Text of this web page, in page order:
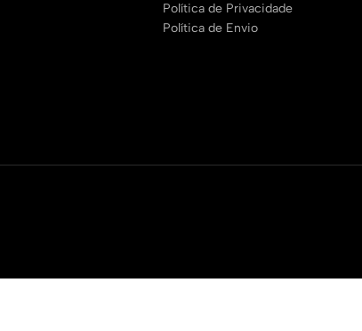
Política de Privacidade
Política de Envio